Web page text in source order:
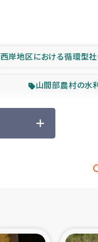
西岸地区における循環型
山間部農村の水
森林保全型農業
大雨による洪水
シリア国内避難民・帰